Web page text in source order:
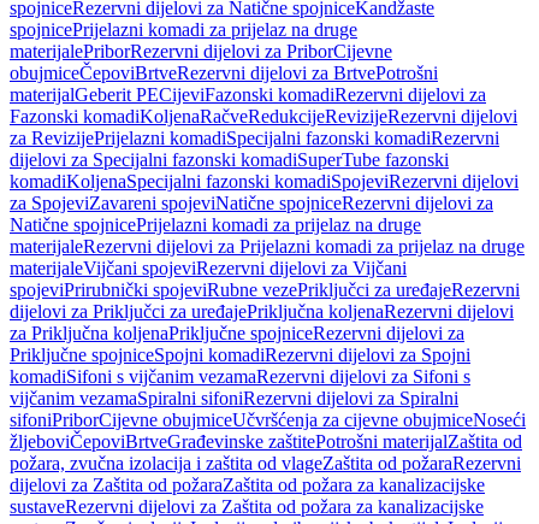
spojniceRezervni dijelovi za Natične spojniceKandžaste
spojnicePrijelazni komadi za prijelaz na druge
materijalePriborRezervni dijelovi za PriborCijevne
obujmiceČepoviBrtveRezervni dijelovi za BrtvePotrošni
materijalGeberit PECijeviFazonski komadiRezervni dijelovi za
Fazonski komadiKoljenaRačveRedukcijeRevizijeRezervni dijelovi
za RevizijePrijelazni komadiSpecijalni fazonski komadiRezervni
dijelovi za Specijalni fazonski komadiSuperTube fazonski
komadiKoljenaSpecijalni fazonski komadiSpojeviRezervni dijelovi
za SpojeviZavareni spojeviNatične spojniceRezervni dijelovi za
Natične spojnicePrijelazni komadi za prijelaz na druge
materijaleRezervni dijelovi za Prijelazni komadi za prijelaz na druge
materijaleVijčani spojeviRezervni dijelovi za Vijčani
spojeviPrirubnički spojeviRubne vezePriključci za uređajeRezervni
dijelovi za Priključci za uređajePriključna koljenaRezervni dijelovi
za Priključna koljenaPriključne spojniceRezervni dijelovi za
Priključne spojniceSpojni komadiRezervni dijelovi za Spojni
komadiSifoni s vijčanim vezamaRezervni dijelovi za Sifoni s
vijčanim vezamaSpiralni sifoniRezervni dijelovi za Spiralni
sifoniPriborCijevne obujmiceUčvršćenja za cijevne obujmiceNoseći
žljeboviČepoviBrtveGrađevinske zaštitePotrošni materijalZaštita od
požara, zvučna izolacija i zaštita od vlageZaštita od požaraRezervni
dijelovi za Zaštita od požaraZaštita od požara za kanalizacijske
sustaveRezervni dijelovi za Zaštita od požara za kanalizacijske